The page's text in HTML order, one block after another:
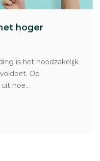
hoger
is het noodzakelijk
Op
hoe...